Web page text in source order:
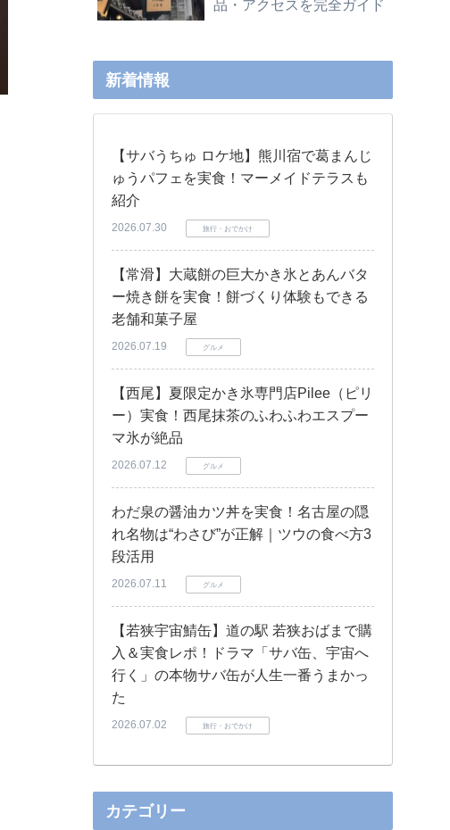
品・アクセスを完全ガイド
新着情報
【サバうちゅ ロケ地】熊川宿で葛まんじ
ゅうパフェを実食！マーメイドテラスも
紹介
2026.07.30 旅行・おでかけ
【常滑】大蔵餅の巨大かき氷とあんバタ
ー焼き餅を実食！餅づくり体験もできる
老舗和菓子屋
2026.07.19 グルメ
【西尾】夏限定かき氷専門店Pilee（ピリ
ー）実食！西尾抹茶のふわふわエスプー
マ氷が絶品
2026.07.12 グルメ
わだ泉の醤油カツ丼を実食！名古屋の隠
れ名物は“わさび”が正解｜ツウの食べ方3
段活用
2026.07.11 グルメ
【若狭宇宙鯖缶】道の駅 若狭おばまで購
入＆実食レポ！ドラマ「サバ缶、宇宙へ
行く」の本物サバ缶が人生一番うまかっ
た
2026.07.02 旅行・おでかけ
カテゴリー